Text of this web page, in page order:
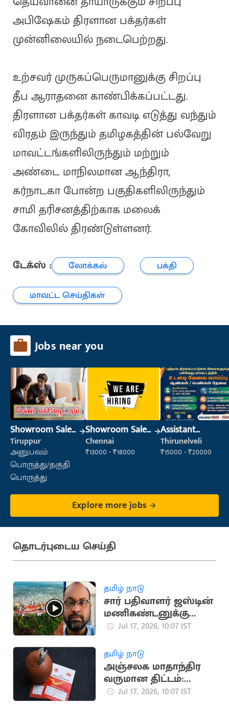
அபிஷேகம் திரளான பக்தர்கள்
முன்னிலையில் நடைபெற்றது.
உற்சவர் முருகப்பெருமானுக்கு சிறப்பு
தீப ஆராதனை காண்பிக்கப்பட்டது.
திரளான பக்தர்கள் காவடி எடுத்து வந்தும்
விரதம் இருந்தும் தமிழகத்தின் பல்வேறு
மாவட்டங்களிலிருந்தும் மற்றும்
அண்டை மாநிலமான ஆந்திரா,
கர்நாடகா போன்ற பகுதிகளிலிருந்தும்
சாமி தரிசனத்திற்காக மலைக்
கோவிலில் திரண்டுள்ளனர்.
டேக்ஸ் : லோக்கல்
பக்தி
மாவட்ட செய்திகள்
Jobs near you
Showroom Sales
Executive (Retail
Sales)
Tiruppur
அனுபவம்
பொருத்து/தகுதி
பொருத்து
Showroom Sales
Executive (Retail
Sales)
Chennai
₹13000 - ₹18000
Assistant
Manager
Thirunelveli
₹15000 - ₹20000
Explore more jobs
தொடர்புடைய செய்தி
தமிழ் நாடு
சார் பதிவாளர் ஜஸ்டின்
மணிகண்டனுக்கு
நிபந்தனையுடன்
Jul 17, 2026, 10:07 IST
தமிழ் நாடு
அஞ்சலக மாதாந்திர
வருமான திட்டம்:
வங்கி கணக்கில்
Jul 17, 2026, 10:07 IST